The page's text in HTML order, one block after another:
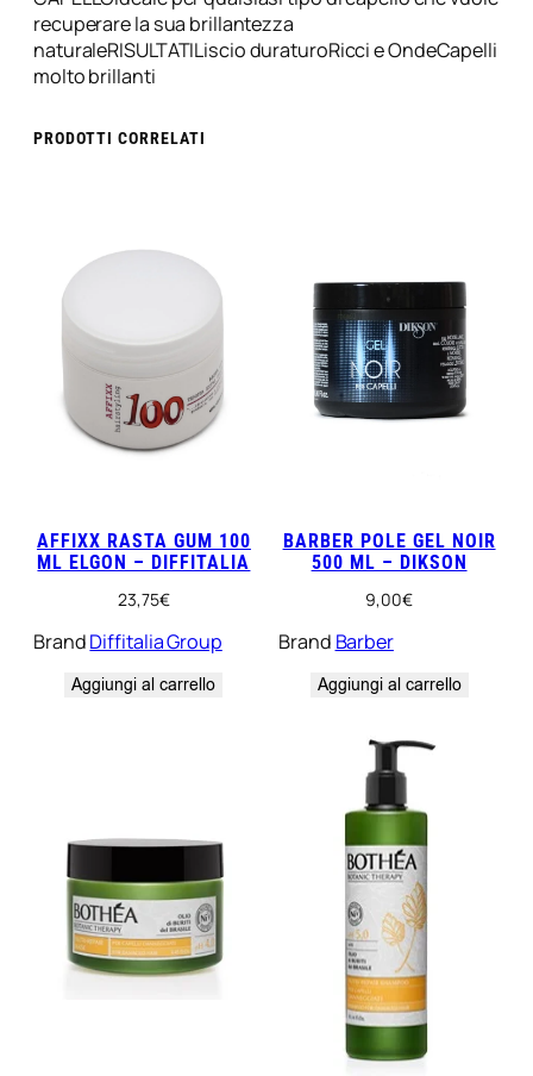
recuperare la sua brillantezza
naturaleRISULTATILiscio duraturoRicci e OndeCapelli
molto brillanti
PRODOTTI CORRELATI
AFFIXX RASTA GUM 100
ML ELGON – DIFFITALIA
23,75€
BrandDiffitalia Group
Aggiungi al carrello
BARBER POLE GEL NOIR
500 ML – DIKSON
9,00€
Brand Barber
Aggiungi al carrello